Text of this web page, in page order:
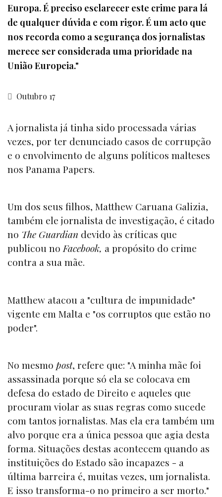
Europa. É preciso esclarecer este crime para lá
de qualquer dúvida e com rigor. É um acto que
nos recorda como a segurança dos jornalistas
merece ser considerada uma prioridade na
União Europeia."
Outubro 17
A jornalista já tinha sido processada várias
vezes, por ter denunciado casos de corrupção
e o envolvimento de alguns políticos malteses
nos Panama Papers.
Um dos seus filhos, Matthew Caruana Galizia,
também ele jornalista de investigação, é citado
no The Guardian devido às críticas que
publicou noFacebook, a propósito do crime
contra a sua mãe.
Matthew atacou a "cultura de impunidade"
vigente em Malta e "os corruptos que estão no
poder".
No mesmo post, refere que: "A minha mãe foi
assassinada porque só ela se colocava em
defesa do estado de Direito e aqueles que
procuram violar as suas regras como sucede
com tantos jornalistas. Mas ela era também um
alvo porque era a única pessoa que agia desta
forma. Situações destas acontecem quando as
instituições do Estado são incapazes - a
última barreira é, muitas vezes, um jornalista.
E isso transforma-o no primeiro a ser morto."